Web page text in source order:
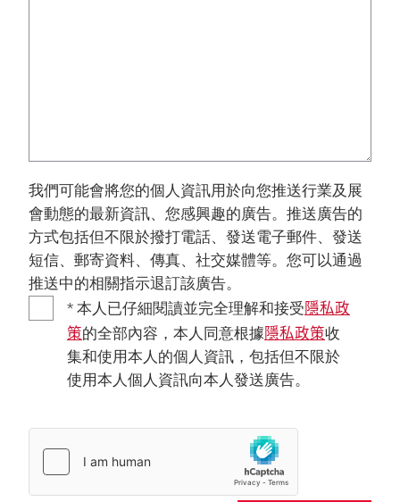
我們可能會將您的個人資訊用於向您推送行業及展
會動態的最新資訊、您感興趣的廣告。推送廣告的
方式包括但不限於撥打電話、發送電子郵件、發送
短信、郵寄資料、傳真、社交媒體等。您可以通過
推送中的相關指示退訂該廣告。
* 本人已仔細閱讀並完全理解和接受隱私政
策的全部內容，本人同意根據隱私政策收
集和使用本人的個人資訊，包括但不限於
使用本人個人資訊向本人發送廣告。